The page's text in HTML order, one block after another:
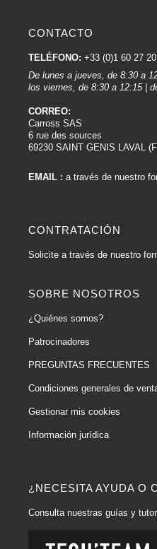
¿NECESITA AYUDA O
Consulta nuestras guías y
CONTACTO
TELÉFONO: +33 (0)1 60 27
De lunes a jueves, de 8:30 a
los viernes, de 8:30 a 12:15 |
CORREO:
Carross SAS
6 rue des sources
69230 SAINT GENIS LAVAL
EMAIL : a través de nuestro
CONTRATACIÓN
Solicite a través de nuestro
SOBRE NOSOTROS
¿Quiénes somos?
Patrocinadores
PREGUNTAS FRECUENTES
Condiciones generales de
Gestionar mis cookies
Información jurídica